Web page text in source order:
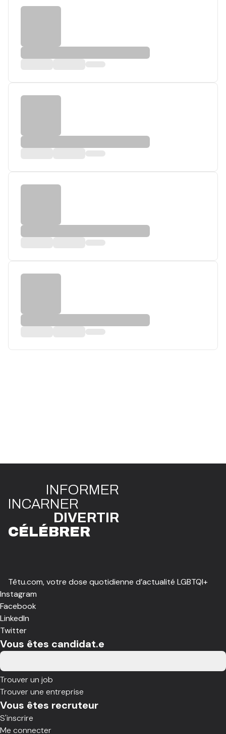
INFORMER
INCARNER
DIVERTIR
CÉLÉBRER
Têtu.com, votre dose quotidienne d’actualité LGBTQI+
Instagram
Facebook
LinkedIn
Twitter
Vous êtes candidat.e
Trouver un job
Trouver une entreprise
Vous êtes recruteur
S'inscrire
Me connecter